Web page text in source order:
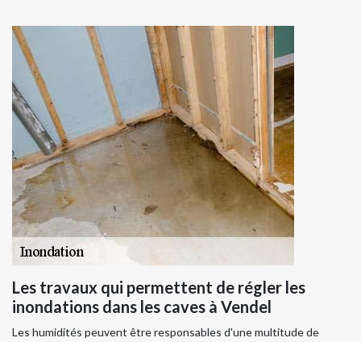
Les travaux qui permettent de régler les
inondations dans les caves à Vendel
Les humidités peuvent être responsables d'une multitude de